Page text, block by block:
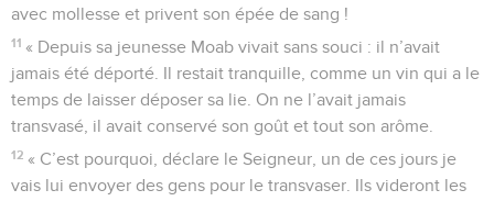
avec mollesse et privent son épée de sang !
11 « Depuis sa jeunesse Moab vivait sans souci : il n’avait
jamais été déporté. Il restait tranquille, comme un vin qui a le
temps de laisser déposer sa lie. On ne l’avait jamais
transvasé, il avait conservé son goût et tout son arôme.
12 « C’est pourquoi, déclare le Seigneur, un de ces jours je
vais lui envoyer des gens pour le transvaser. Ils videront les